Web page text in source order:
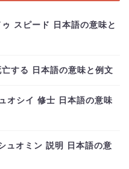
スピード 日本語の意味と
する 日本語の意味と例文
オシイ 修士 日本語の意味
オミン 説明 日本語の意